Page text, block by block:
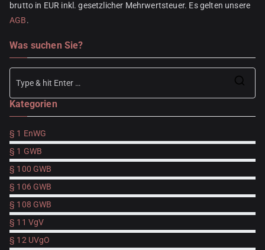
brutto in EUR inkl. gesetzlicher Mehrwertsteuer. Es gelten unsere
AGB.
Was suchen Sie?
Kategorien
§ 1 EnWG
§ 1 GWB
§ 100 GWB
§ 106 GWB
§ 108 GWB
§ 11 VgV
§ 12 UVgO